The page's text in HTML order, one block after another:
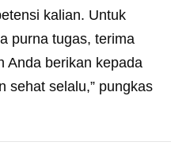
kalian. Untuk
purna tugas, terima
Anda berikan kepada
sehat selalu,” pungkas